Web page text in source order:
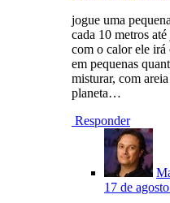
jogue uma
cada 10 metros
com o calor ele irá
em pequenas
misturar, com
planeta…
Responder
17 de